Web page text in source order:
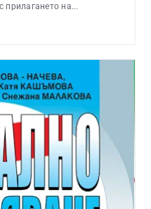
прилагането на...